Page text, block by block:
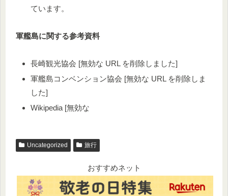
ています。
軍艦島に関する参考資料
長崎観光協会 [無効な URL を削除しました]
軍艦島コンベンション協会 [無効な URL を削除しま
した]
Wikipedia [無効な
Uncategorized 旅行
おすすめネット